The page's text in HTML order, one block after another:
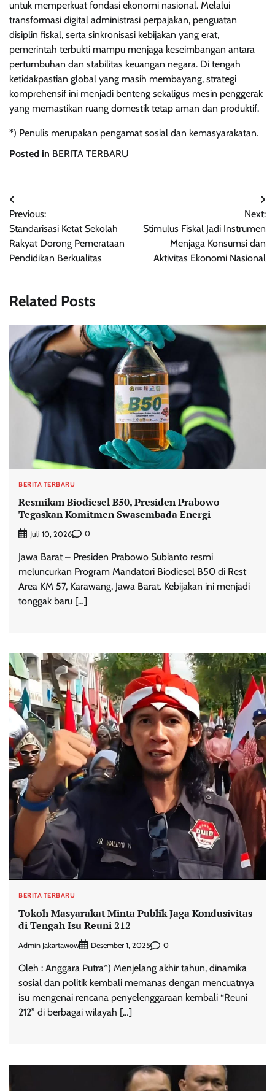
untuk memperkuat fondasi ekonomi nasional. Melalui
transformasi digital administrasi perpajakan, penguatan
disiplin fiskal, serta sinkronisasi kebijakan yang erat,
pemerintah terbukti mampu menjaga keseimbangan antara
pertumbuhan dan stabilitas keuangan negara. Di tengah
ketidakpastian global yang masih membayang, strategi
komprehensif ini menjadi benteng sekaligus mesin penggerak
yang memastikan ruang domestik tetap aman dan produktif.
*) Penulis merupakan pengamat sosial dan kemasyarakatan.
Posted in BERITA TERBARU
Navigasi
pos
Previous:
Standarisasi Ketat Sekolah
Rakyat Dorong Pemerataan
Pendidikan Berkualitas
Next:
Stimulus Fiskal Jadi Instrumen
Menjaga Konsumsi dan
Aktivitas Ekonomi Nasional
Related Posts
BERITA TERBARU
Resmikan Biodiesel B50, Presiden Prabowo
Tegaskan Komitmen Swasembada Energi
Juli 10, 2026 0
Jawa Barat – Presiden Prabowo Subianto resmi
meluncurkan Program Mandatori Biodiesel B50 di Rest
Area KM 57, Karawang, Jawa Barat. Kebijakan ini menjadi
tonggak baru […]
BERITA TERBARU
Tokoh Masyarakat Minta Publik Jaga Kondusivitas
di Tengah Isu Reuni 212
Admin Jakartawow Desember 1, 2025 0
Oleh : Anggara Putra*) Menjelang akhir tahun, dinamika
sosial dan politik kembali memanas dengan mencuatnya
isu mengenai rencana penyelenggaraan kembali “Reuni
212” di berbagai wilayah […]